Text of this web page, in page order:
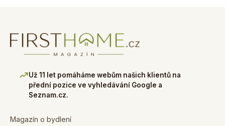
Už 11 let pomáháme webům našich klientů na
přední pozice ve vyhledávání Google a
Seznam.cz.
Magazín o bydlení